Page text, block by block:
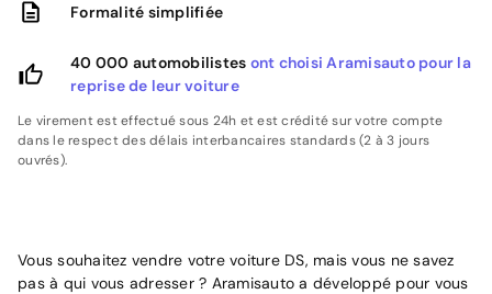
Formalité simplifiée
40 000 automobilistes ont choisi Aramisauto pour la
reprise de leur voiture
Le virement est effectué sous 24h et est crédité sur votre compte
dans le respect des délais interbancaires standards (2 à 3 jours
ouvrés).
Vous souhaitez vendre votre voiture DS, mais vous ne savez
pas à qui vous adresser ? Aramisauto a développé pour vous